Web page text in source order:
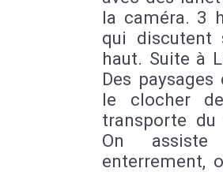
la caméra. 3
qui
haut. Suite à
Des
le clocher
transporte du
On
enterrement,